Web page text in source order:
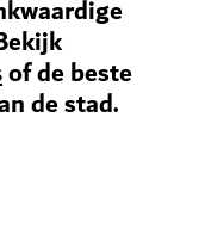
of de beste
de stad.